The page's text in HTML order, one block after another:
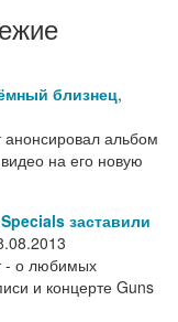
близнец,
альбом
на его новую
заставили
- о любимых
и концерте Guns